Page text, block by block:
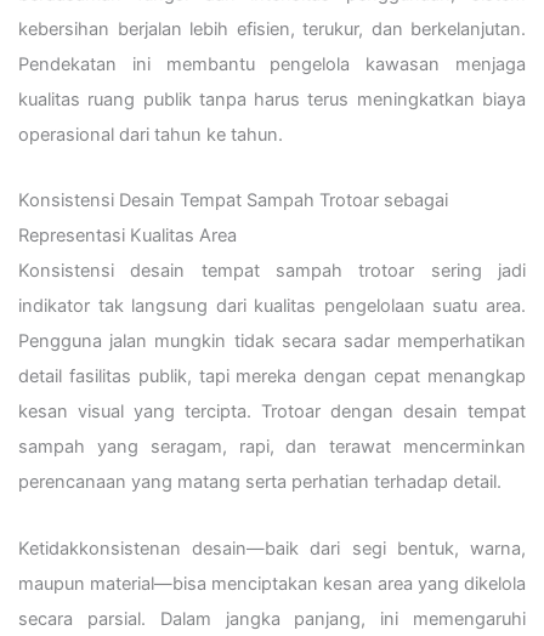
kebersihan berjalan lebih efisien, terukur, dan berkelanjutan.
Pendekatan ini membantu pengelola kawasan menjaga
kualitas ruang publik tanpa harus terus meningkatkan biaya
operasional dari tahun ke tahun.
Konsistensi Desain Tempat Sampah Trotoar sebagai
Representasi Kualitas Area
Konsistensi desain tempat sampah trotoar sering jadi
indikator tak langsung dari kualitas pengelolaan suatu area.
Pengguna jalan mungkin tidak secara sadar memperhatikan
detail fasilitas publik, tapi mereka dengan cepat menangkap
kesan visual yang tercipta. Trotoar dengan desain tempat
sampah yang seragam, rapi, dan terawat mencerminkan
perencanaan yang matang serta perhatian terhadap detail.
Ketidakkonsistenan desain—baik dari segi bentuk, warna,
maupun material—bisa menciptakan kesan area yang dikelola
secara parsial. Dalam jangka panjang, ini memengaruhi